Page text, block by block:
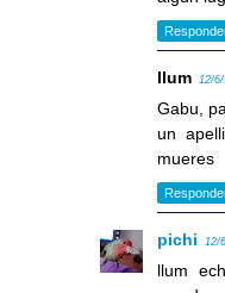
llum 12/
Gabu,
un
mueres
pichi 12/
llum